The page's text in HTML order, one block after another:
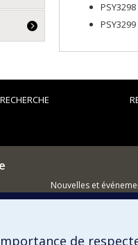
Nouvelles et
de